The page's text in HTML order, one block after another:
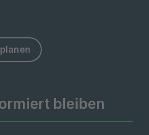
bleiben